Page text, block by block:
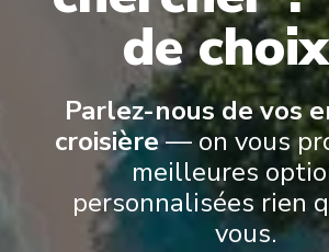
Suites Azamara Cruises’ suites offer an
combining refined design, personalized
From the World Owner’s Suite to
Suites, and Continent Suites, each
feel inviting and well-
de
Parlez-nous de vos
croisière — on vous
meilleures
personnalisées rien
vous.